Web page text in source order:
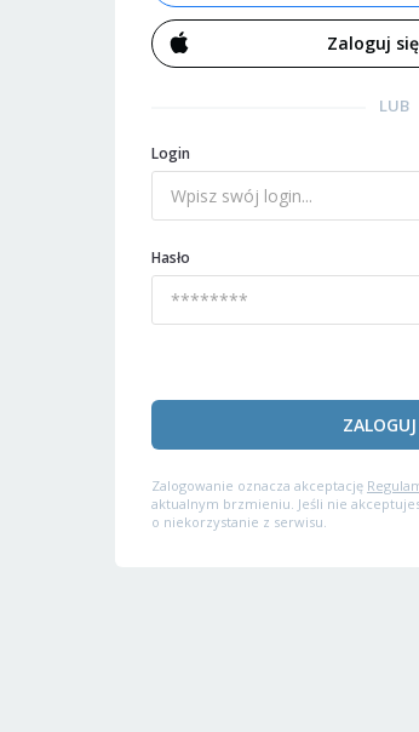
Zaloguj
LUB
Login
Hasło
Zalogowanie oznacza akceptację
aktualnym brzmieniu. Jeśli nie
o niekorzystanie z serwisu.